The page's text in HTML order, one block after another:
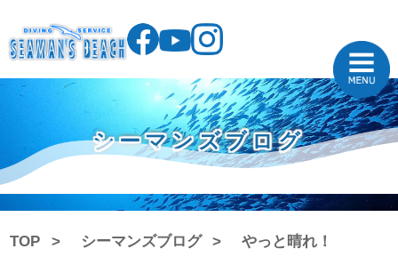
シーマンズブログ
TOP シーマンズブログ やっと晴れ！